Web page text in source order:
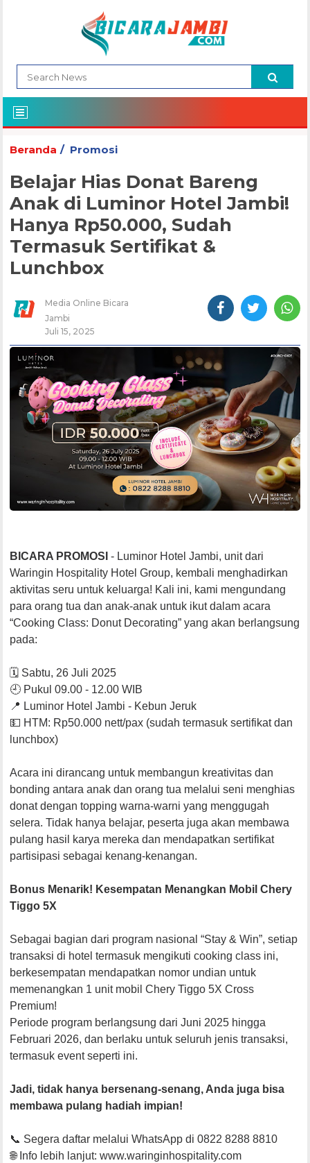
Beranda Promosi
Belajar Hias Donat Bareng
Anak di Luminor Hotel Jambi!
Hanya Rp50.000, Sudah
Termasuk Sertifikat &
Lunchbox
Media Online Bicara
Jambi
Juli 15, 2025
BICARA PROMOSI- Luminor Hotel Jambi, unit dari
Waringin Hospitality Hotel Group, kembali menghadirkan
aktivitas seru untuk keluarga! Kali ini, kami mengundang
para orang tua dan anak-anak untuk ikut dalam acara
“Cooking Class: Donut Decorating” yang akan berlangsung
pada:
🗓 Sabtu, 26 Juli 2025
🕘 Pukul 09.00 - 12.00 WIB
📍 Luminor Hotel Jambi - Kebun Jeruk
💵 HTM: Rp50.000 nett/pax (sudah termasuk sertifikat dan
lunchbox)
Acara ini dirancang untuk membangun kreativitas dan
bonding antara anak dan orang tua melalui seni menghias
donat dengan topping warna-warni yang menggugah
selera. Tidak hanya belajar, peserta juga akan membawa
pulang hasil karya mereka dan mendapatkan sertifikat
partisipasi sebagai kenang-kenangan.
Bonus Menarik! Kesempatan Menangkan Mobil Chery
Tiggo 5X
Sebagai bagian dari program nasional “Stay & Win”, setiap
transaksi di hotel termasuk mengikuti cooking class ini,
berkesempatan mendapatkan nomor undian untuk
memenangkan 1 unit mobil Chery Tiggo 5X Cross
Premium!
Periode program berlangsung dari Juni 2025 hingga
Februari 2026, dan berlaku untuk seluruh jenis transaksi,
termasuk event seperti ini.
Jadi, tidak hanya bersenang-senang, Anda juga bisa
membawa pulang hadiah impian!
📞 Segera daftar melalui WhatsApp di 0822 8288 8810
🌐 Info lebih lanjut: www.waringinhospitality.com